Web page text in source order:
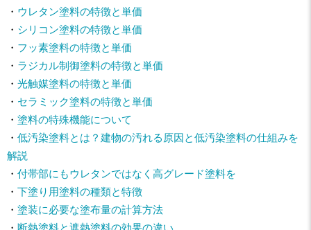
・ ウレタン塗料の特徴と単価
・ シリコン塗料の特徴と単価
・ フッ素塗料の特徴と単価
・ ラジカル制御塗料の特徴と単価
・ 光触媒塗料の特徴と単価
・ セラミック塗料の特徴と単価
・ 塗料の特殊機能について
・ 低汚染塗料とは？建物の汚れる原因と低汚染塗料の仕組みを
解説
・ 付帯部にもウレタンではなく高グレード塗料を
・ 下塗り用塗料の種類と特徴
・ 塗装に必要な塗布量の計算方法